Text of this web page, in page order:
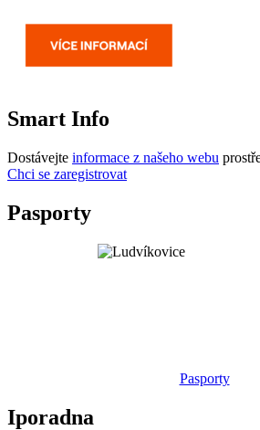
Smart Info
Dostávejte informace z našeho webu
Chci se zaregistrovat
Pasporty
Pasporty
Iporadna